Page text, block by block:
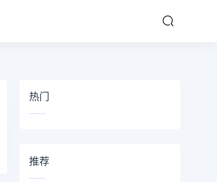
热门
推荐